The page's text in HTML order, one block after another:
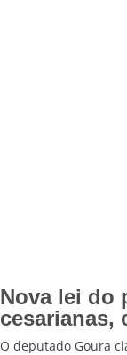
Nova lei do
cesarianas,
O deputado Goura